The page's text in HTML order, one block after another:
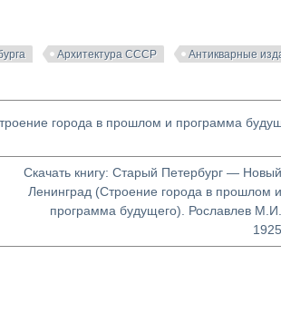
Архитектура СССР Антикварные
города в прошлом и программа
Скачать книгу: Старый Петербург — Новый
Ленинград (Строение города в прошлом и
программа будущего). Рославлев М.И.
1925